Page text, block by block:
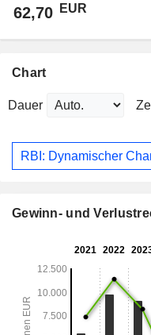
62,70 EUR
Chart
Dauer
RBI: Dynamischer
Gewinn- und